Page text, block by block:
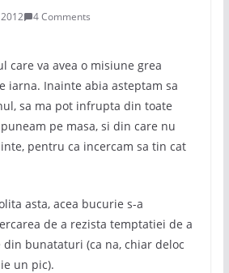
4 Comments
care va avea o misiune grea
iarna. Inainte abia asteptam sa
sa ma pot infrupta din toate
pe masa, si din care nu
pentru ca incercam sa tin cat
asta, acea bucurie s-a
de a rezista temptatiei de a
bunataturi (ca na, chiar deloc
un pic).